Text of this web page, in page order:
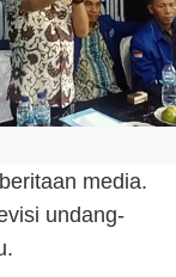
media.
undang-